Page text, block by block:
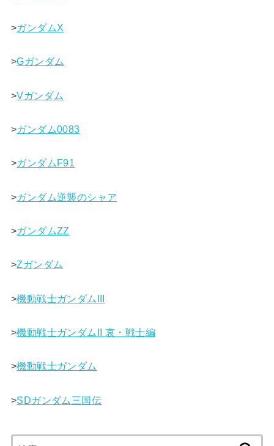
>ガンダムX
>Gガンダム
>Vガンダム
>ガンダム0083
>ガンダムF91
>ガンダム逆襲のシャア
>ガンダムΖΖ
>Ζガンダム
>機動戦士ガンダムIII
>機動戦士ガンダムII 哀・戦士編
>機動戦士ガンダム
>SDガンダム三国伝